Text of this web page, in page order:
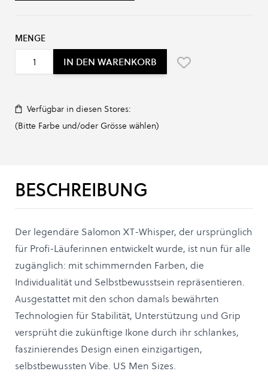
MENGE
IN DEN WARENKORB
Verfügbar in diesen Stores:
(Bitte Farbe und/oder Grösse wählen)
BESCHREIBUNG
Der legendäre Salomon XT-Whisper, der ursprünglich
für Profi-Läuferinnen entwickelt wurde, ist nun für alle
zugänglich: mit schimmernden Farben, die
Individualität und Selbstbewusstsein repräsentieren.
Ausgestattet mit den schon damals bewährten
Technologien für Stabilität, Unterstützung und Grip
versprüht die zukünftige Ikone durch ihr schlankes,
faszinierendes Design einen einzigartigen,
selbstbewussten Vibe. US Men Sizes.